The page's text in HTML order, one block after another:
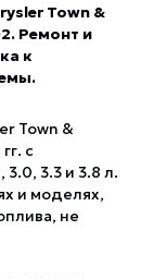
Town &
Ремонт и
к
Town &
с
3.3 и 3.8 л.
и моделях,
не